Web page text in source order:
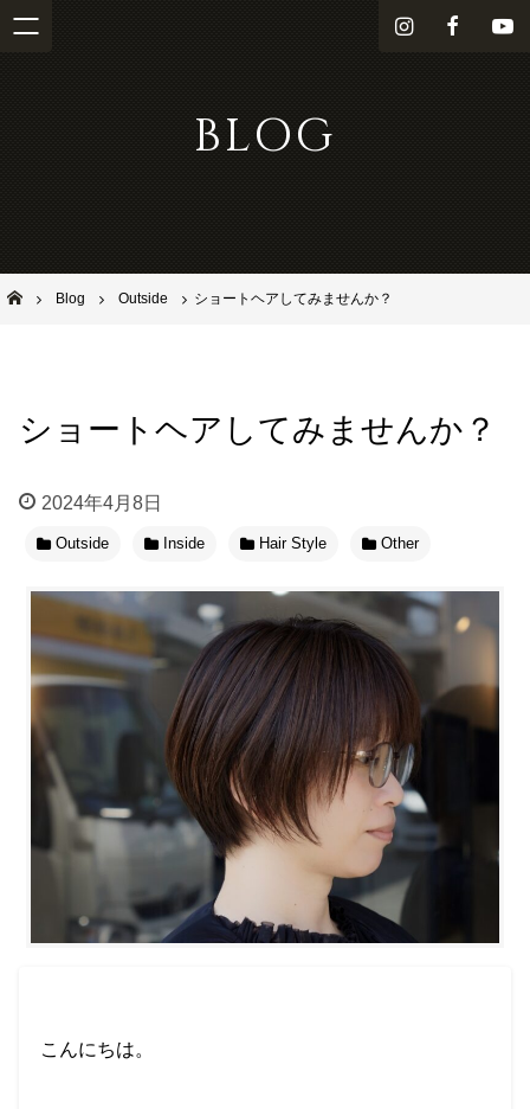
i
Y
BLOG
池田市石橋の美容室ならヘアサロンSolana（ソラーナ）
Blog Outside ショートヘアしてみませんか？
ショートヘアしてみませんか？
2024年4月8日
Outside Inside Hair Style Other
こんにちは。